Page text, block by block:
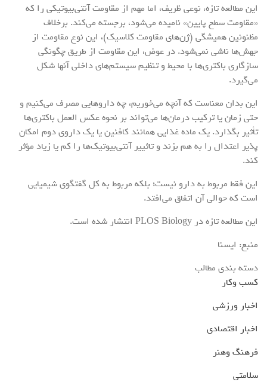
این مطالعه تازه، نوعی ظریف، اما مهم از مقاومت آنتی‌بیوتیکی را که
«مقاومت سطح پایین» نامیده می‌شود، برجسته می‌کند. برخلاف
مظنونین همیشگی (ژن‌های مقاومت کلاسیک)، این نوع مقاومت از
جهش‌ها ناشی نمی‌شود. در عوض، این مقاومت از طریق چگونگی
سازگاری باکتری‌ها با محیط و تنظیم سیستم‌های داخلی آنها شکل
می‌گیرد.
این بدان معناست که آنچه می‌خوریم، چه دارو‌هایی مصرف می‌کنیم و
حتی زمان یا ترکیب درمان‌ها می‌تواند بر نحوه عکس العمل باکتری‌ها
تأثیر بگذارد. یک ماده غذایی همانند کافئین یا یک داروی دوم امکان
پذیر اعتدال را به هم بزند و تاثییر آنتی‌بیوتیک‌ها را کم یا زیاد مؤثر
کند.
این فقط مربوط به دارو نیست؛ بلکه مربوط به کل گفتگوی شیمیایی
است که حوالی آن اتفاق می‌افتد.
این مطالعه تازه در PLOS Biology انتشار شده است.
منبع: ایسنا
دسته بندی مطالب
کسب وکار
اخبار ورزشی
اخبار اقتصادی
فرهنگ وهنر
سلامتی